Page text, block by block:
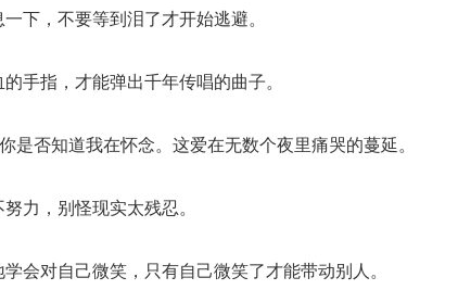
下，不要等到泪了才开始逃避。
手指，才能弹出千年传唱的曲子。
是否知道我在怀念。这爱在无数个夜里痛哭的蔓延。
力，别怪现实太残忍。
会对自己微笑，只有自己微笑了才能带动别人。